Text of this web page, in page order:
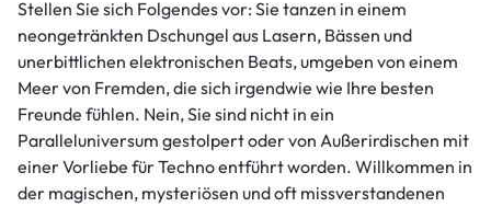
Stellen Sie sich Folgendes vor: Sie tanzen in einem
neongetränkten Dschungel aus Lasern, Bässen und
unerbittlichen elektronischen Beats, umgeben von einem
Meer von Fremden, die sich irgendwie wie Ihre besten
Freunde fühlen. Nein, Sie sind nicht in ein
Paralleluniversum gestolpert oder von Außerirdischen mit
einer Vorliebe für Techno entführt worden. Willkommen in
der magischen, mysteriösen und oft missverstandenen